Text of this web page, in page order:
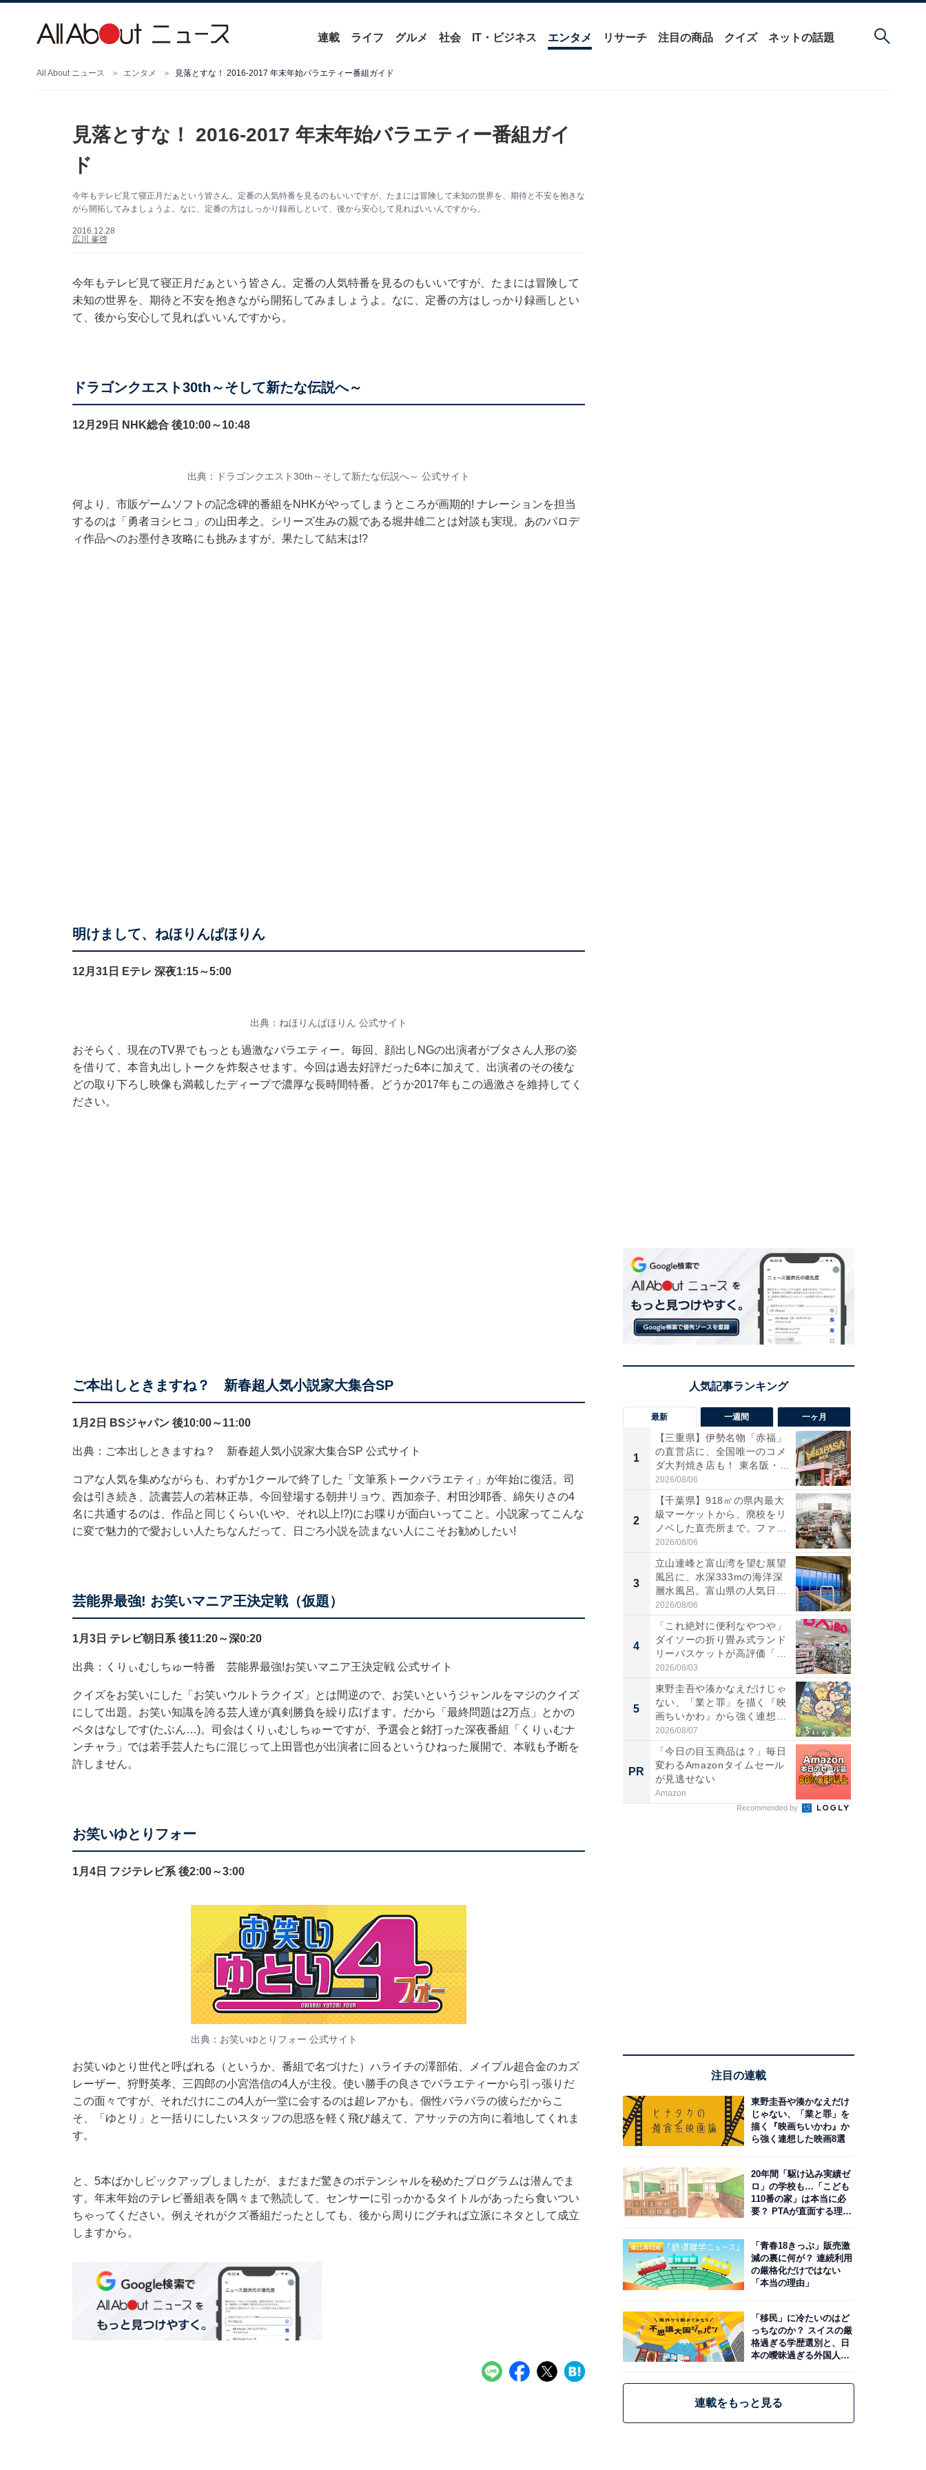
連載 ライフ グルメ 社会 IT・ビジネス エンタメ リサーチ 注目の商品 クイズ ネットの話題
All About ニュース エンタメ 見落とすな！ 2016-2017 年末年始バラエティー番組ガイド
見落とすな！ 2016-2017 年末年始バラエティー番組ガイ
ド
今年もテレビ見て寝正月だぁという皆さん。定番の人気特番を見るのもいいですが、たまには冒険して未知の世界を、期待と不安を抱きな
がら開拓してみましょうよ。なに、定番の方はしっかり録画しといて、後から安心して見ればいいんですから。
2016.12.28
広川 峯啓
今年もテレビ見て寝正月だぁという皆さん。定番の人気特番を見るのもいいですが、たまには冒険して
未知の世界を、期待と不安を抱きながら開拓してみましょうよ。なに、定番の方はしっかり録画しとい
て、後から安心して見ればいいんですから。
ドラゴンクエスト30th～そして新たな伝説へ～
12月29日 NHK総合 後10:00～10:48
出典：ドラゴンクエスト30th～そして新たな伝説へ～ 公式サイト
何より、市販ゲームソフトの記念碑的番組をNHKがやってしまうところが画期的! ナレーションを担当
するのは「勇者ヨシヒコ」の山田孝之。シリーズ生みの親である堀井雄二とは対談も実現。あのパロデ
ィ作品へのお墨付き攻略にも挑みますが、果たして結末は!?
明けまして、ねほりんぱほりん
12月31日 Eテレ 深夜1:15～5:00
出典：ねほりんぱほりん 公式サイト
おそらく、現在のTV界でもっとも過激なバラエティー。毎回、顔出しNGの出演者がブタさん人形の姿
を借りて、本音丸出しトークを炸裂させます。今回は過去好評だった6本に加えて、出演者のその後な
どの取り下ろし映像も満載したディープで濃厚な長時間特番。どうか2017年もこの過激さを維持してく
ださい。
ご本出しときますね？ 新春超人気小説家大集合SP
1月2日 BSジャパン 後10:00～11:00
出典：ご本出しときますね？ 新春超人気小説家大集合SP 公式サイト
コアな人気を集めながらも、わずか1クールで終了した「文筆系トークバラエティ」が年始に復活。司
会は引き続き、読書芸人の若林正恭。今回登場する朝井リョウ、西加奈子、村田沙耶香、綿矢りさの4
名に共通するのは、作品と同じくらい(いや、それ以上!?)にお喋りが面白いってこと。小説家ってこんな
に変で魅力的で愛おしい人たちなんだって、日ごろ小説を読まない人にこそお勧めしたい!
芸能界最強! お笑いマニア王決定戦（仮題）
1月3日 テレビ朝日系 後11:20～深0:20
出典：くりぃむしちゅー特番 芸能界最強!お笑いマニア王決定戦 公式サイト
クイズをお笑いにした「お笑いウルトラクイズ」とは間逆ので、お笑いというジャンルをマジのクイズ
にして出題。お笑い知識を誇る芸人達が真剣勝負を繰り広げます。だから「最終問題は2万点」とかの
ベタはなしです(たぶん…)。司会はくりぃむしちゅーですが、予選会と銘打った深夜番組「くりぃむナ
ンチャラ」では若手芸人たちに混じって上田晋也が出演者に回るというひねった展開で、本戦も予断を
許しません。
お笑いゆとりフォー
1月4日 フジテレビ系 後2:00～3:00
出典：お笑いゆとりフォー 公式サイト
お笑いゆとり世代と呼ばれる（というか、番組で名づけた）ハライチの澤部佑、メイプル超合金のカズ
レーザー、狩野英孝、三四郎の小宮浩信の4人が主役。使い勝手の良さでバラエティーから引っ張りだ
この面々ですが、それだけにこの4人が一堂に会するのは超レアかも。個性バラバラの彼らだからこ
そ、「ゆとり」と一括りにしたいスタッフの思惑を軽く飛び越えて、アサッテの方向に着地してくれま
す。
と、5本ばかしピックアップしましたが、まだまだ驚きのポテンシャルを秘めたプログラムは潜んでま
す。年末年始のテレビ番組表を隅々まで熟読して、センサーに引っかかるタイトルがあったら食いつい
ちゃってください。例えそれがクズ番組だったとしても、後から周りにグチれば立派にネタとして成立
しますから。
最新 一週間 一ヶ月
1
【三重県】伊勢名物「赤福」
の直営店に、全国唯一のコメ
ダ大判焼き店も！ 東名阪・
伊...
2026/08/06
2
【千葉県】918㎡の県内最大
級マーケットから、廃校をリ
ノベした直売所まで。ファ
ー...
2026/08/06
3
立山連峰と富山湾を望む展望
風呂に、水深333mの海洋深
層水風呂。富山県の人気日
帰...
2026/08/06
4
「これ絶対に便利なやつや」
ダイソーの折り畳み式ランド
リーバスケットが高評価「使
わ...
2026/08/03
5
東野圭吾や湊かなえだけじゃ
ない、「業と罪」を描く『映
画ちいかわ』から強く連想し
た...
2026/08/07
PR
「今日の目玉商品は？」毎日
変わるAmazonタイムセール
が見逃せない
Amazon
Recommended by
注目の連載
東野圭吾や湊かなえだけ
じゃない、「業と罪」を
描く『映画ちいかわ』か
ら強く連想した映画8選
20年間「駆け込み実績ゼ
ロ」の学校も…「こども
110番の家」は本当に必
要？ PTAが直面する理想
「青春18きっぷ」販売激
減の裏に何が？ 連続利用
の厳格化だけではない
「本当の理由」
「移民」に冷たいのはど
っちなのか？ スイスの厳
格過ぎる学歴選別と、日
本の曖昧過ぎる外国人政
連載をもっと見る